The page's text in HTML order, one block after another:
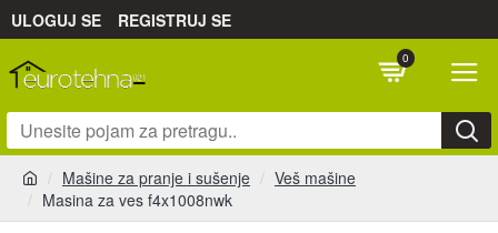
ULOGUJ SE REGISTRUJ SE
0
Mašine za pranje i sušenje
Veš mašine
Masina za ves f4x1008nwk